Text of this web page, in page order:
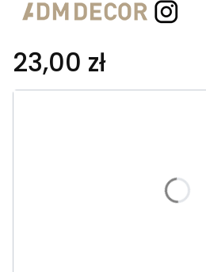
23,00 zł